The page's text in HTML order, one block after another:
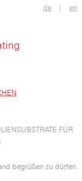
de | en
FÜR
begrüßen zu dürfen.